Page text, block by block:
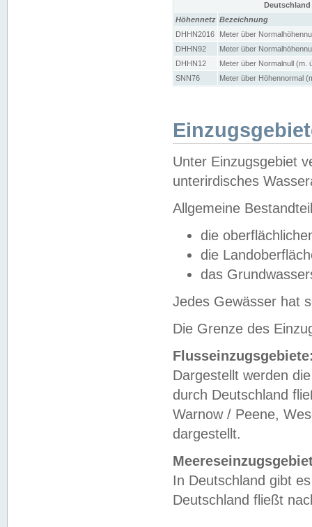
Höhennetz Bezeichnung
DHHN2016
Meter über
DHHN92
Meter über
DHHN12
Meter über Normalnull (m.
SNN76
Meter über Höhennormal
Unter Einzugsgebiet
unterirdisches
Allgemeine
die
die
das
Jedes Gewässer hat
Die Grenze des
Dargestellt werden
durch Deutschland
Warnow / Peene,
dargestellt.
In Deutschland gibt
Deutschland fließt